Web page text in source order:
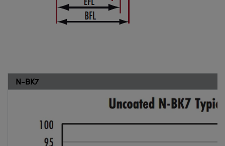
N-BK7